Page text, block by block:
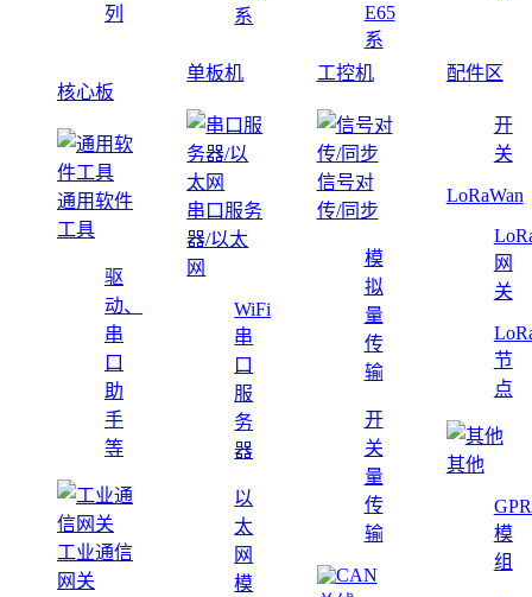
列
系
E65
系
核心板
单板机 工控机 配件区
通用软件
工具
驱
动、
串
口
助
手
等
工业通信
网关
串口服务
器/以太
网
WiFi
串
口
服
务
器
以
太
网
模
信号对
传/同步
模
拟
量
传
输
开
关
量
传
输
开
关
LoRaWan
网
关
节
点
其他
模
组